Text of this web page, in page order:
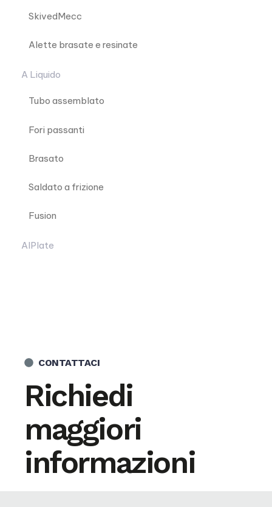
SkivedMecc
Alette brasate e resinate
A Liquido
Tubo assemblato
Fori passanti
Brasato
Saldato a frizione
Fusion
AlPlate
CONTATTACI
Richiedi
maggiori
informazioni